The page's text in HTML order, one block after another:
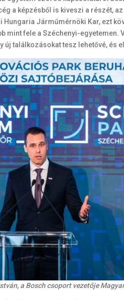
a képzésből is kiveszi a részét,
Járműmérnöki Kar, ezt
mint fele a Széchenyi-
találkozásokat tesz lehetővé, és
a Bosch csoport vezetője